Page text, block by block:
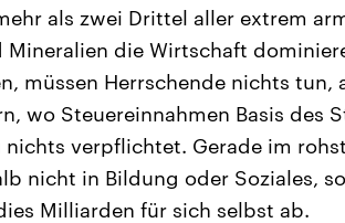
als zwei Drittel aller extrem
Mineralien die Wirtschaft
müssen Herrschende nichts tun,
wo Steuereinnahmen Basis des
nichts verpflichtet. Gerade im
nicht in Bildung oder Soziales,
Milliarden für sich selbst ab.